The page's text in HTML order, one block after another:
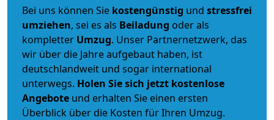
Bei uns können Sie kostengünstig und stressfrei
umziehen, sei es als Beiladung oder als
kompletter Umzug. Unser Partnernetzwerk, das
wir über die Jahre aufgebaut haben, ist
deutschlandweit und sogar international
unterwegs. Holen Sie sich jetzt kostenlose
Angebote und erhalten Sie einen ersten
Überblick über die Kosten für Ihren Umzug.